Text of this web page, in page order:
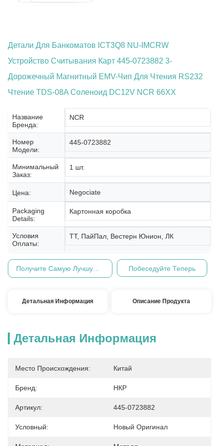
Детали Для Банкоматов ICT3Q8 NU-IMCRW
Устройство Считывания Карт 445-0723882 3-
Дорожечный Магнитный EMV-Чип Для Чтения RS232
Чтение TDS-08A Соленоид DC12V NCR 66XX
Название
Бренда:
NCR
Номер
Модели:
445-0723882
Минимальный
Заказ:
1 шт.
Цена: Negociate
Packaging
Details:
Картонная коробка
Условия
Оплаты:
ТТ, ПайПал, Вестерн Юнион, ЛК
Побеседуйте Теперь
Детальная Информация Описание Продукта
Детальная Информация
Место Происхождения: Китай
Бренд: НКР
Артикул: 445-0723882
Условный: Новый Оригинал